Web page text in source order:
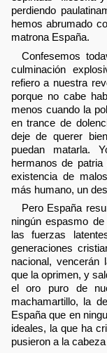
perdiendo
hemos abrumado
matrona España.
Confesemos
culminación
refiero a nuestra
porque no cabe
menos cuando la
en trance de
deje de querer
puedan matarla.
hermanos de
existencia de
más humano, un
Pero España
ningún espasmo
las fuerzas
generaciones
nacional,
que la oprimen, y
el oro puro de
machamartillo, la
España que en
ideales, la que ha
pusieron a la